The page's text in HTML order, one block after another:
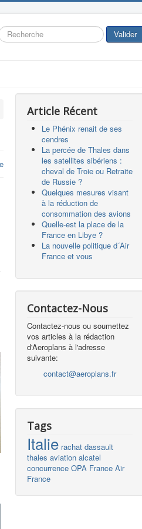
Valider
Article Récent
Le Phénix renait de ses
cendres
La percée de Thales dans
les satellites sibériens :
cheval de Troie ou Retraite
de Russie ?
Quelques mesures visant
à la réduction de
consommation des avions
Quelle-est la place de la
France en Libye ?
La nouvelle politique d´Air
France et vous
Contactez-Nous
Contactez-nous ou soumettez
vos articles à la rédaction
d'Aeroplans à l'adresse
suivante:
contact@aeroplans.fr
Tags
Italie rachat dassault
thales aviation alcatel
concurrence OPA France Air
France